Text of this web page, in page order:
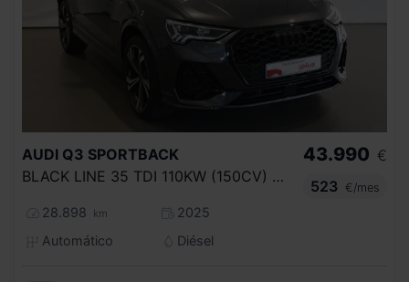
AUDI Q3 SPORTBACK
BLACK LINE 35 TDI 110KW (150CV) S TRONIC
28.898 km
2025
Automático
Diésel
43.990 €
523
€/mes